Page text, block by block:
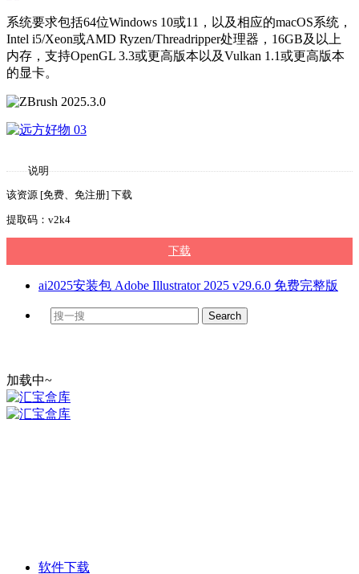
系统要求包括64位Windows 10或11，以及相应的macOS系统，
Intel i5/Xeon或AMD Ryzen/Threadripper处理器，16GB及以上
内存，支持OpenGL 3.3或更高版本以及Vulkan 1.1或更高版本
的显卡。
说明
该资源 [免费、免注册] 下载
提取码：v2k4
下载
ai2025安装包 Adobe Illustrator 2025 v29.6.0 免费完整版
加载中~
软件下载